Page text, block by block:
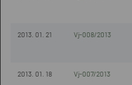
2013. 01. 21 Vj-008/2013
2013. 01. 18 Vj-007/2013